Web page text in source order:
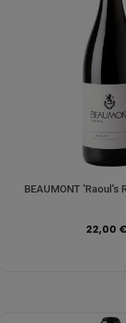
BEAUMONT 'Raoul's
22,00